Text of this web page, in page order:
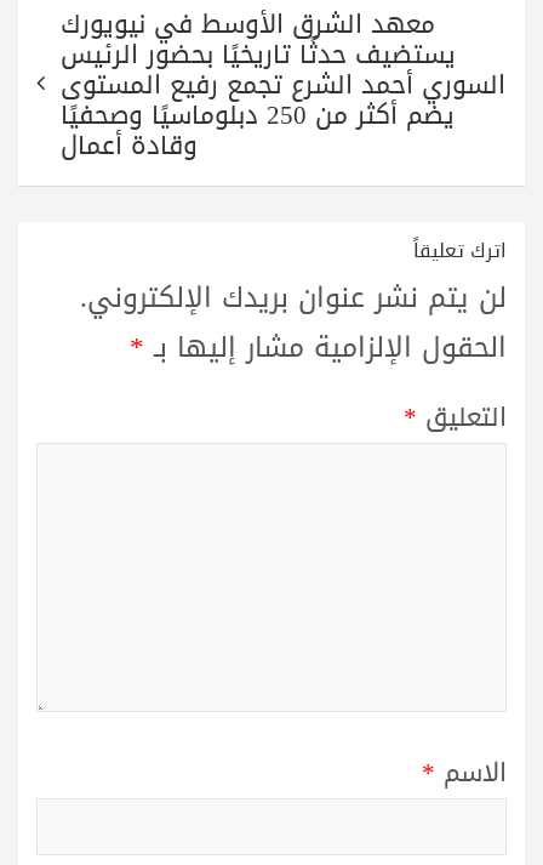
معهد الشرق الأوسط في نيويورك
يستضيف حدثًا تاريخيًا بحضور الرئيس
السوري أحمد الشرع تجمع رفيع المستوى
يضم أكثر من 250 دبلوماسيًا وصحفيًا
وقادة أعمال
اترك تعليقاً
لن يتم نشر عنوان بريدك الإلكتروني.
الحقول الإلزامية مشار إليها بـ*
التعليق *
الاسم *